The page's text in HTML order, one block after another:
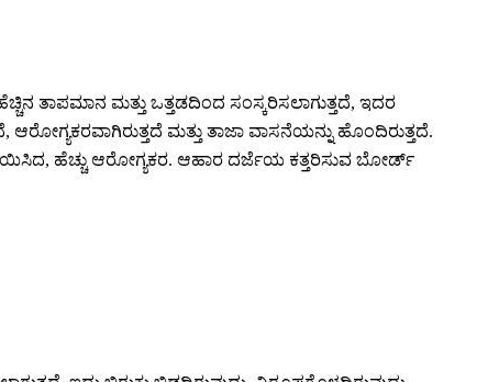
ತಾಪಮಾನ ಮತ್ತು ಒತ್ತಡದಿಂದ ಸಂಸ್ಕರಿಸಲಾಗುತ್ತದೆ, ಇದರ
ಮತ್ತು ತಾಜಾ ವಾಸನೆಯನ್ನು ಹೊಂದಿರುತ್ತದೆ.
ಬೇಯಿಸಿದ, ಹೆಚ್ಚು ಆರೋಗ್ಯಕರ. ಆಹಾರ ದರ್ಜೆಯ ಕತ್ತರಿಸುವ ಬೋರ್ಡ್